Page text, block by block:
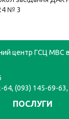
№ 3
центр ГСЦ МВС в
64, (093) 145-69-
ПОСЛУГИ